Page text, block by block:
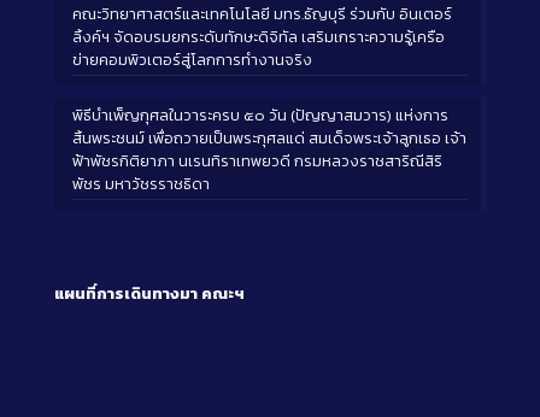
คณะวิทยาศาสตร์และเทคโนโลยี มทร.ธัญบุรี ร่วมกับ อินเตอร์
ลิ้งค์ฯ จัดอบรมยกระดับทักษะดิจิทัล เสริมเกราะความรู้เครือ
ข่ายคอมพิวเตอร์สู่โลกการทำงานจริง
พิธีบำเพ็ญกุศลในวาระครบ ๕๐ วัน (ปัญญาสมวาร) แห่งการ
สิ้นพระชนม์ เพื่อถวายเป็นพระกุศลแด่ สมเด็จพระเจ้าลูกเธอ เจ้า
ฟ้าพัชรกิติยาภา นเรนทิราเทพยวดี กรมหลวงราชสาริณีสิริ
พัชร มหาวัชรราชธิดา
แผนที่การเดินทางมา คณะฯ